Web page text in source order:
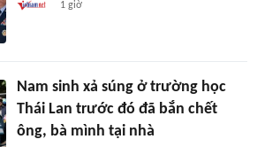
1 giờ
Nam sinh xả súng ở trường học
Thái Lan trước đó đã bắn chết
ông, bà mình tại nhà